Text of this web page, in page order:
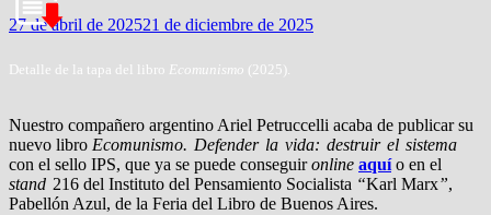
27 de abril de 202521 de diciembre de 2025
Detalle de la tapa del libro Ecomunismo (2025).
Nuestro compañero argentino Ariel Petruccelli acaba de publicar su
nuevo libro Ecomunismo. Defender la vida: destruir el sistema
con el sello IPS, que ya se puede conseguironline aquío en el
stand 216 del Instituto del Pensamiento Socialista “Karl Marx”,
Pabellón Azul, de la Feria del Libro de Buenos Aires.